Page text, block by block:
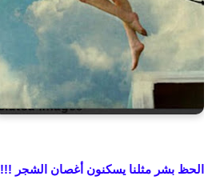
الحظ بشر مثلنا يسكنون أغصان الشجر !!!